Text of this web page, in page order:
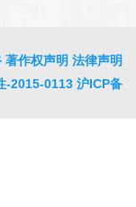
著作权声明 法律声明
-2015-0113 沪ICP备